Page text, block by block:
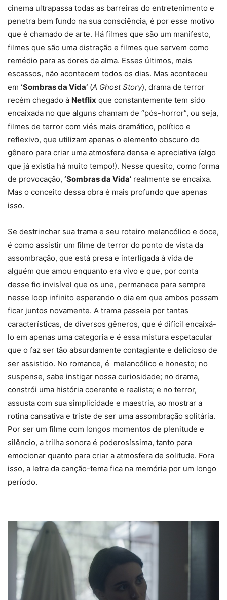
cinema ultrapassa todas as barreiras do entretenimento e
penetra bem fundo na sua consciência, é por esse motivo
que é chamado de arte. Há filmes que são um manifesto,
filmes que são uma distração e filmes que servem como
remédio para as dores da alma. Esses últimos, mais
escassos, não acontecem todos os dias. Mas aconteceu
em ‘Sombras da Vida’ (A Ghost Story), drama de terror
recém chegado à Netflix que constantemente tem sido
encaixada no que alguns chamam de “pós-horror”, ou seja,
filmes de terror com viés mais dramático, político e
reflexivo, que utilizam apenas o elemento obscuro do
gênero para criar uma atmosfera densa e apreciativa (algo
que já existia há muito tempo!). Nesse quesito, como forma
de provocação, ‘Sombras da Vida’ realmente se encaixa.
Mas o conceito dessa obra é mais profundo que apenas
isso.
Se destrinchar sua trama e seu roteiro melancólico e doce,
é como assistir um filme de terror do ponto de vista da
assombração, que está presa e interligada à vida de
alguém que amou enquanto era vivo e que, por conta
desse fio invisível que os une, permanece para sempre
nesse loop infinito esperando o dia em que ambos possam
ficar juntos novamente. A trama passeia por tantas
características, de diversos gêneros, que é difícil encaixá-
lo em apenas uma categoria e é essa mistura espetacular
que o faz ser tão absurdamente contagiante e delicioso de
ser assistido. No romance, é melancólico e honesto; no
suspense, sabe instigar nossa curiosidade; no drama,
constrói uma história coerente e realista; e no terror,
assusta com sua simplicidade e maestria, ao mostrar a
rotina cansativa e triste de ser uma assombração solitária.
Por ser um filme com longos momentos de plenitude e
silêncio, a trilha sonora é poderosíssima, tanto para
emocionar quanto para criar a atmosfera de solitude. Fora
isso, a letra da canção-tema fica na memória por um longo
período.